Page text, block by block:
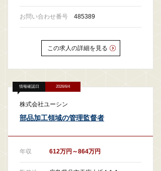
お問い合わせ番号 485389
この求人の詳細を見る
情報確認日 2026/6/4
株式会社ユーシン
部品加工領域の管理監督者
年収 612万円～864万円